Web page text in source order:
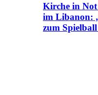
Kirche in
im Libanon:
zum